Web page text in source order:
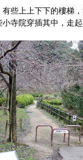
些上上下下的樓梯
寺院穿插其中，走起